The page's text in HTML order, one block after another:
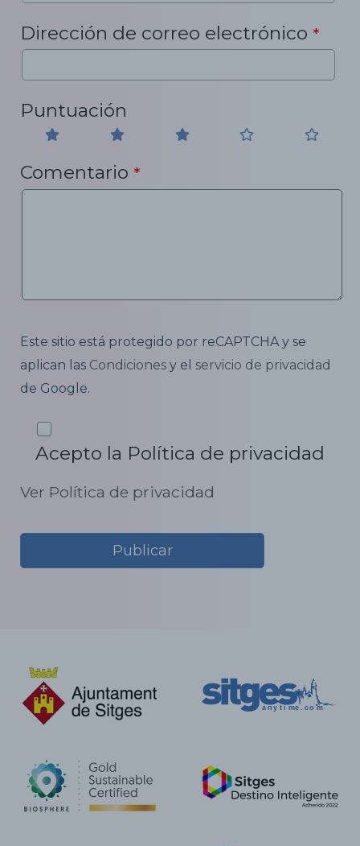
Dirección de correo electrónico *
Puntuación
Comentario *
Este sitio está protegido por reCAPTCHA y se
aplican las Condiciones y el servicio de privacidad
de Google.
Acepto la Política de privacidad
Ver Política de privacidad